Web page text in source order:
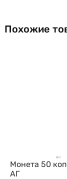
Похожие
Монета 50
АГ